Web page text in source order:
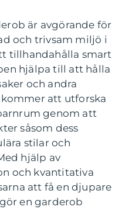
är avgörande för
och trivsam miljö i
tillhandahålla smart
hjälpa till att hålla
och andra
att utforska
genom att
såsom dess
stilar och
hjälp av
och kvantitativa
att få en djupare
en garderob